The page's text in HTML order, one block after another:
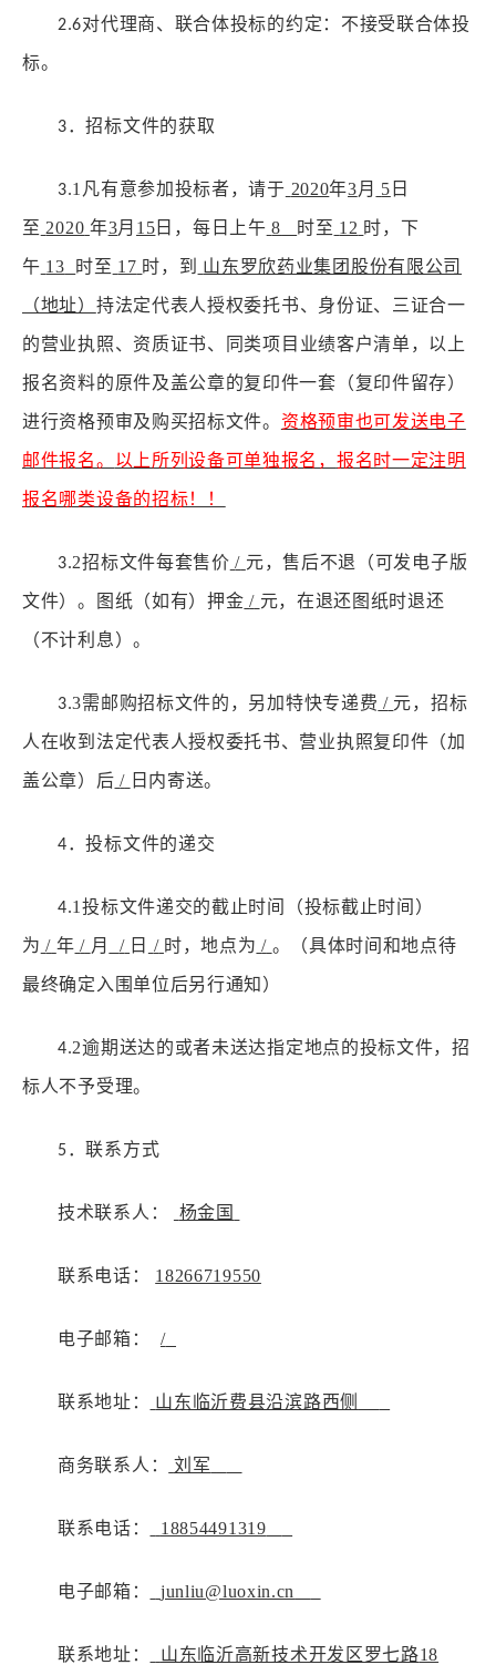
2.6对代理商、联合体投标的约定：不接受联合体投
标。
3．招标文件的获取
3.1 凡有意参加投标者，请于 2020年3月 5 日
至 2020 年3月 15 日，每日上午 8 时至 12 时，下
午 13 时至 17 时，到 山东罗欣药业集团股份有限公司
（地址） 持法定代表人授权委托书、身份证、三证合一
的营业执照、资质证书、同类项目业绩客户清单，以上
报名资料的原件及盖公章的复印件一套（复印件留存）
进行资格预审及购买招标文件。 资格预审也可发送电子
邮件报名。 以上所列设备可单独报名， 报名时一定注明
报名哪类设备的招标！！
3.2招标文件每套售价 / 元，售后不退（可发电子版
文件）。图纸（如有） 押金 / 元， 在退还图纸时退还
（不计利息）。
3.3需邮购招标文件的，另加特快专递费 / 元，招标
人在收到法定代表人授权委托书、营业执照复印件（加
盖公章）后 / 日内寄送。
4．投标文件的递交
4.1投标文件递交的截止时间（投标截止时间）
为 / 年 / 月 / 日 / 时，地点为 / 。 （具体时间和地点待
最终确定入围单位后另行通知）
4.2逾期送达的或者未送达指定地点的投标文件，招
标人不予受理。
5．联系方式
技术联系人： 杨金国
联系电话： 18266719550
电子邮箱： /
联系地址 ： 山东临沂费县沿滨路西侧
商务联系人： 刘军
联系电话： 18854491319
电子邮箱： junliu@luoxin.cn
联系地址 ： 山东临沂高新技术开发区罗七路18